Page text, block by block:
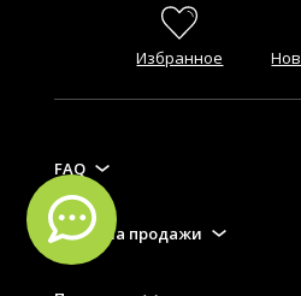
Избранное
FAQ
Правила продажи